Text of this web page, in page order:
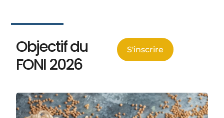
Objectif du
FONI 2026
S'inscrire